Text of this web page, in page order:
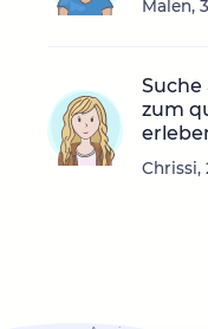
Malen,
zum
Chrissi,